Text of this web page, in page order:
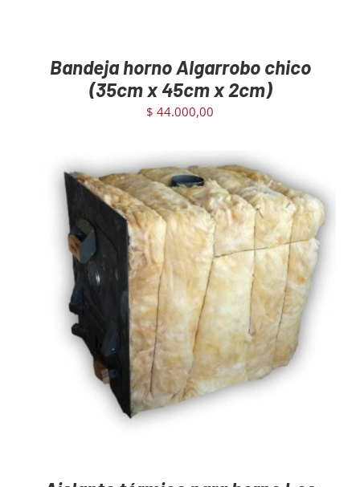
Bandeja horno Algarrobo chico
(35cm x 45cm x 2cm)
$ 44.000,00
AGREGAR AL CARRITO DETAILS